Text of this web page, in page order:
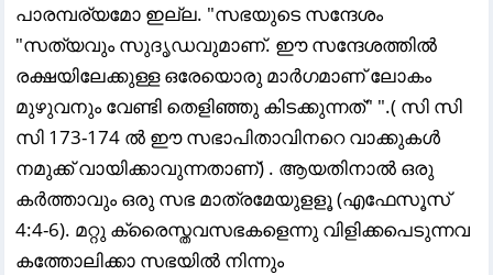
പാരമ്പര്യമോ ഇല്ല. "സഭയുടെ സന്ദേശം
"സത്യവും സുദൃഡവുമാണ്. ഈ സന്ദേശത്തിൽ
രക്ഷയിലേക്കുള്ള ഒരേയൊരു മാർഗമാണ് ലോകം
മുഴുവനും വേണ്ടി തെളിഞ്ഞു കിടക്കുന്നത്" ".( സി സി
സി 173-174 ൽ ഈ സഭാപിതാവിനറെ വാക്കുകൾ
നമുക്ക് വായിക്കാവുന്നതാണ്) . ആയതിനാൽ ഒരു
കർത്താവും ഒരു സഭ മാത്രമേയുളളൂ (എഫേസൂസ്‌
4:4-6). മറ്റു ക്രൈസ്തവസഭകളെന്നു വിളിക്കപെടുന്നവ
കത്തോലിക്കാ സഭയിൽ നിന്നും